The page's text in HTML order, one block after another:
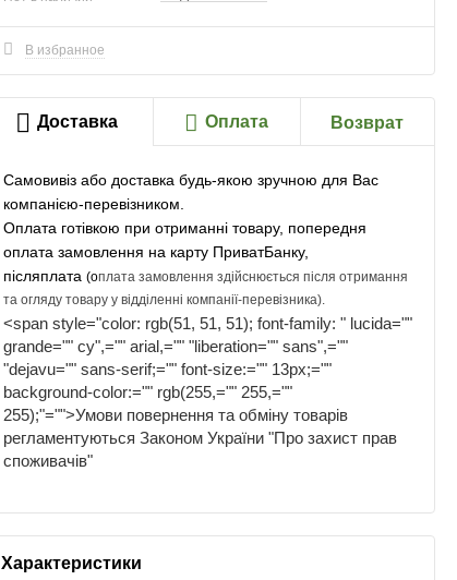
В избранное
Доставка Оплата Возврат
Самовивіз або доставка будь-якою зручною для Вас
компанією-перевізником.
Оплата готівкою при отриманні товару, попередня
оплата замовлення на карту ПриватБанку,
післяплата (оплата замовлення здійснюється після отримання
та огляду товару у відділенні компанії-перевізника).
<span style="color: rgb(51, 51, 51); font-family: " lucida=""
grande="" cy",="" arial,="" "liberation="" sans",=""
"dejavu="" sans-serif;="" font-size:="" 13px;=""
background-color:="" rgb(255,="" 255,=""
255);"="">Умови повернення та обміну товарів
регламентуються Законом України "Про захист прав
споживачів"
Характеристики